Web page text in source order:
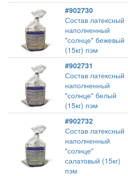
#902730
Состав латексный
наполненный
"солнце" бежевый
(15кг) пэм
#902731
Состав латексный
наполненный
"солнце" белый
(15кг) пэм
#902732
Состав латексный
наполненный
"солнце"
салатовый (15кг)
пэм